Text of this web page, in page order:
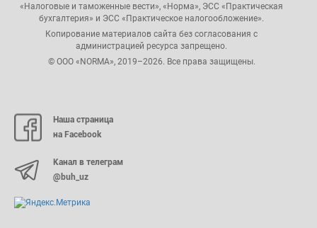
«Налоговые и таможенные вести», «Норма», ЭСС «Практическая
бухгалтерия» и ЭСС «Практическое налогообложение».
Копирование материалов сайта без согласования с
администрацией ресурса запрещено.
© ООО «NORMA», 2019–2026. Все права защищены.
Наша страница
на Facebook
Канал в телеграм
@buh_uz